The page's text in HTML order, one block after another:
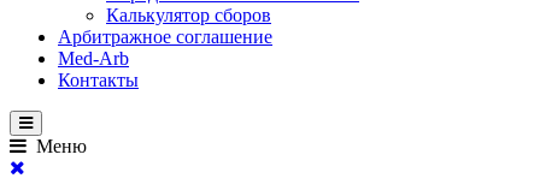
Калькулятор сборов
Арбитражное соглашение
Med-Arb
Контакты
Меню